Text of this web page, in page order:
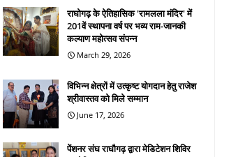
राघोगढ़ के ऐतिहासिक 'रामलला मंदिर' में
201वें स्थापना वर्ष पर भव्य राम-जानकी
कल्याण महोत्सव संपन्न
March 29, 2026
विभिन्न क्षेत्रों में उत्कृष्ट योगदान हेतु राजेश
श्रीवास्तव को मिले सम्मान
June 17, 2026
पेंशनर संघ राघौगढ़ द्वारा मेडिटेशन शिविर